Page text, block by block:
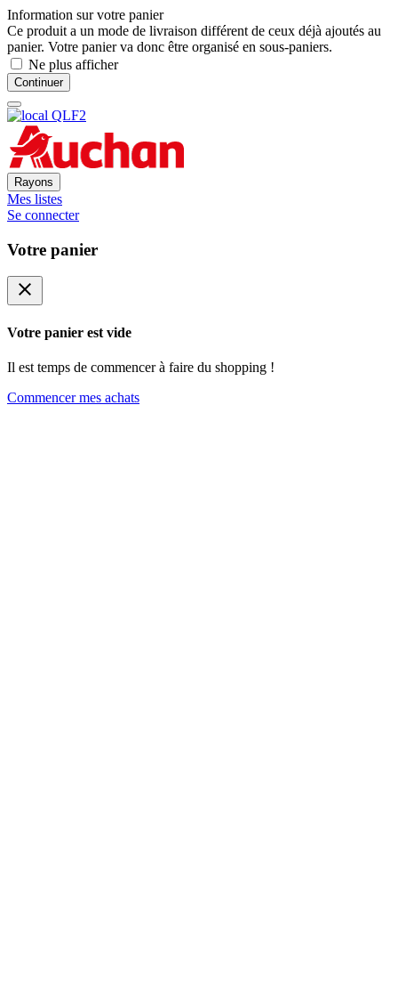
Information sur votre panier
Ce produit a un mode de livraison différent de ceux déjà ajoutés au
panier. Votre panier va donc être organisé en sous-paniers.
Ne plus afficher
Continuer
Rayons
Mes listes
Se connecter
Votre panier
close
Votre panier est vide
Il est temps de commencer à faire du shopping !
Commencer mes achats